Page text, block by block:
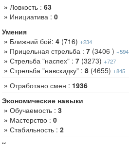
» Ловкость : 63
» Инициатива : 0
Умения
» Ближний бой: 4 (716) +234
» Прицельная стрельба : 7 (3406 ) +594
» Стрельба "наспех" : 7 (3273) +727
» Стрельба "навскидку" : 8 (4655) +845
» Отработано смен : 1936
Экономические навыки
» Обучаемость : 3
» Мастерство : 0
» Стабильность : 2